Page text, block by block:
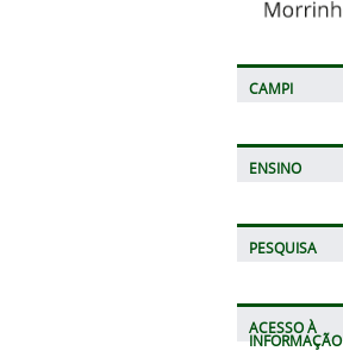
CAMPI
ENSINO
PESQUISA
ACESSO À
INFORMAÇÃO